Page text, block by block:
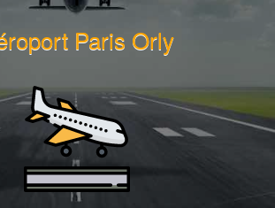
Paris Orly